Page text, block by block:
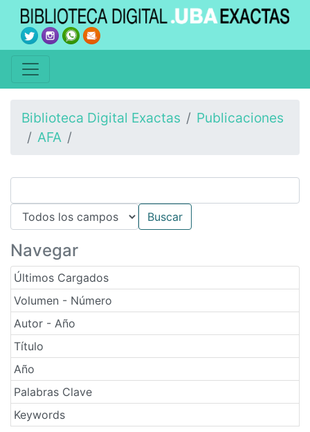
Biblioteca Digital Exactas
Publicaciones
AFA
Navegar
Últimos Cargados
Volumen - Número
Autor - Año
Título
Año
Palabras Clave
Keywords